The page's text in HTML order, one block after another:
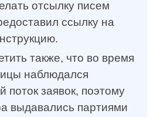
отсылку писем
ссылку на
также, что во время
наблюдался
поток заявок, поэтому
выдавались партиями